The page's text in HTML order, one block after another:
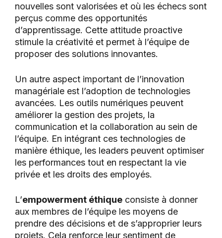
nouvelles sont valorisées et où les échecs sont
perçus comme des opportunités
d’apprentissage. Cette attitude proactive
stimule la créativité et permet à l’équipe de
proposer des solutions innovantes.
Un autre aspect important de l’innovation
managériale est l’adoption de technologies
avancées. Les outils numériques peuvent
améliorer la gestion des projets, la
communication et la collaboration au sein de
l’équipe. En intégrant ces technologies de
manière éthique, les leaders peuvent optimiser
les performances tout en respectant la vie
privée et les droits des employés.
L’empowerment éthique consiste à donner
aux membres de l’équipe les moyens de
prendre des décisions et de s’approprier leurs
projets. Cela renforce leur sentiment de